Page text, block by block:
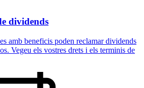
dividends
amb beneficis poden reclamar dividends
Vegeu els vostres drets i els terminis de